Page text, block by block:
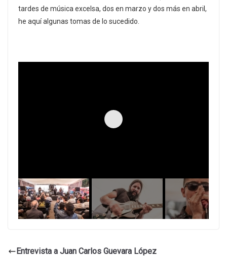
tardes de música excelsa, dos en marzo y dos más en abril,
he aquí algunas tomas de lo sucedido.
Entrevista a Juan Carlos Guevara López